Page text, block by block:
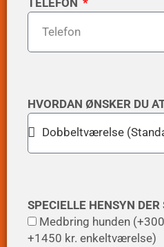
TELEFON
HVORDAN ØNSKER DU
SPECIELLE HENSYN DER
Medbring hunden
+1450 kr. enkeltværelse)